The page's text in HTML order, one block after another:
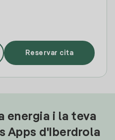
Reservar cita
energia i la teva
Apps d'Iberdrola